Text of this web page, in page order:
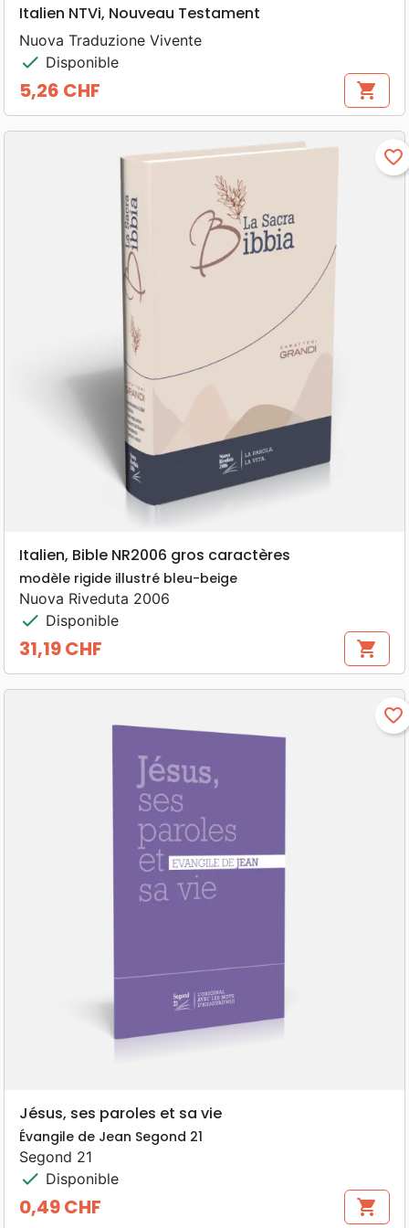
Italien NTVi, Nouveau Testament
Nuova Traduzione Vivente
check Disponible
Prix
5,26 CHF shopping_cart
favorite_border
Italien, Bible NR2006 gros caractères
modèle rigide illustré bleu-beige
Nuova Riveduta 2006
check Disponible
Prix
31,19 CHF shopping_cart
favorite_border
Jésus, ses paroles et sa vie
Évangile de Jean Segond 21
Segond 21
check Disponible
Prix
0,49 CHF shopping_cart